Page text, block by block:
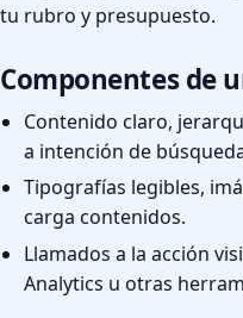
tu rubro y presupuesto.
Componentes de
Contenido claro,
a intención de
Tipografías legibles,
carga contenidos.
Llamados a la acción
Analytics u otras